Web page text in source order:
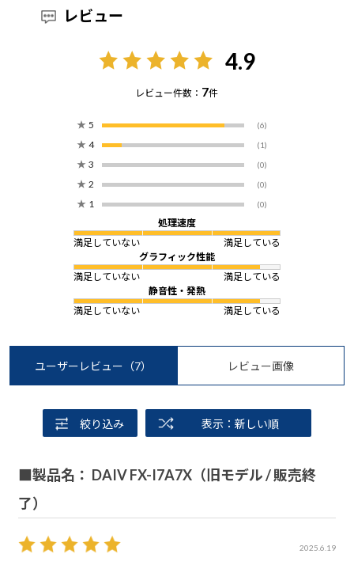
レビュー
4.9
レビュー件数： 7件
★ 5 (6)
★ 4 (1)
★ 3 (0)
★ 2 (0)
★ 1 (0)
処理速度
満足していない
満足している
グラフィック性能
満足していない
満足している
静音性・発熱
満足していない
満足している
ユーザーレビュー （7） レビュー画像
絞り込み 表示：新しい順
■製品名： DAIV FX-I7A7X（旧モデル / 販売終
了）
2025.6.19